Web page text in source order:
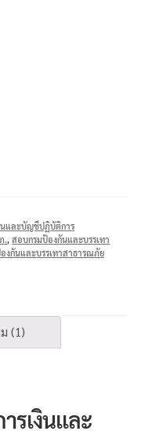
นและบัญชีปฏิบัติการ
.,สอบกรมป้องกันและบรรเทา
งกันและบรรเทาสาธารณภัย
(1)
รเงินและ